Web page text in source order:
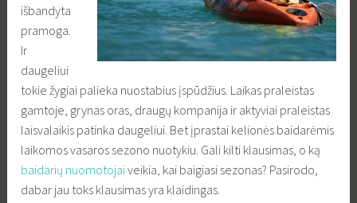
išbandyta
pramoga.
Ir
daugeliui
tokie žygiai palieka nuostabius įspūdžius. Laikas praleistas
gamtoje, grynas oras, draugų kompanija ir aktyviai praleistas
laisvalaikis patinka daugeliui. Bet įprastai kelionės baidarėmis
laikomos vasaros sezono nuotykiu. Gali kilti klausimas, o ką
baidarių nuomotojaiveikia, kai baigiasi sezonas? Pasirodo,
dabar jau toks klausimas yra klaidingas.